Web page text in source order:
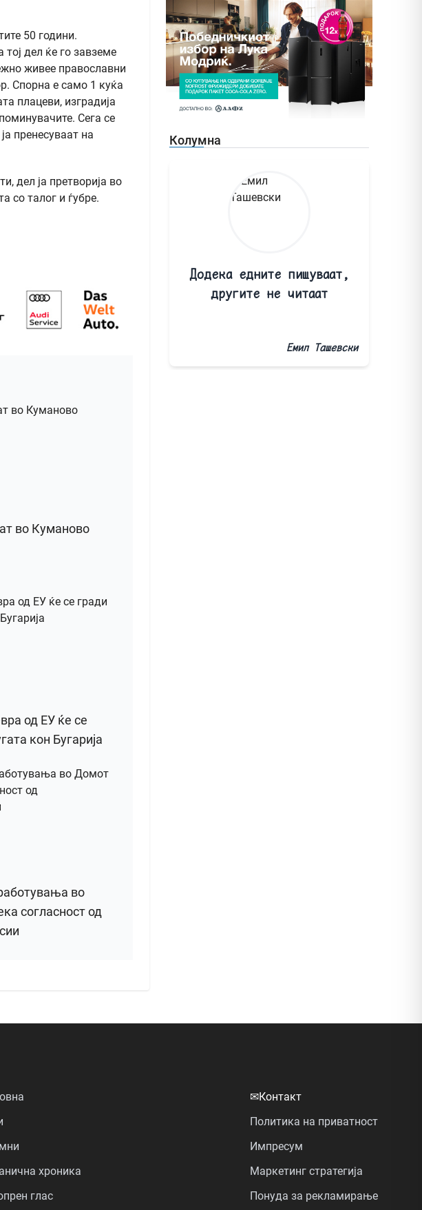
50 години.
дел ќе го завземе
живее православни
Спорна е само 1 куќа
плацеви, изградија
Сега се
пренесуваат на
дел ја претворија во
со талог и ѓубре.
во Куманово
од ЕУ ќе се
кон Бугарија
во
согласност од
Колумна
Додека едните пишуваат,
другите не читаат
Емил Ташевски
хроника
глас
✉Контакт
Политика на приватност
Импресум
Маркетинг стратегија
Понуда за рекламирање